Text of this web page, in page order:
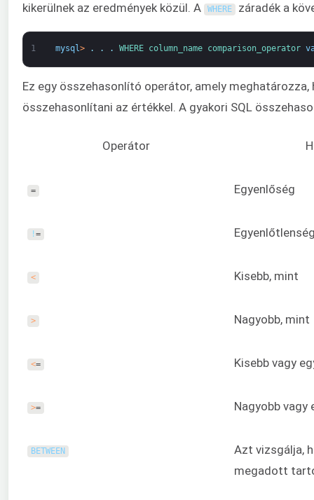
kikerülnek az eredmények közül. A
WHERE záradék a
1 mysql > . . . WHERE column_name comparison_operator
Ez egy összehasonlító operátor, amely
összehasonlítani az értékkel. A gyakori SQL
Operátor
= Egyenlőség
! =
< Kisebb, mint
> Nagyobb, mint
<= Kisebb vagy
>= Nagyobb vagy
BETWEEN
Azt vizsgálja,
megadott